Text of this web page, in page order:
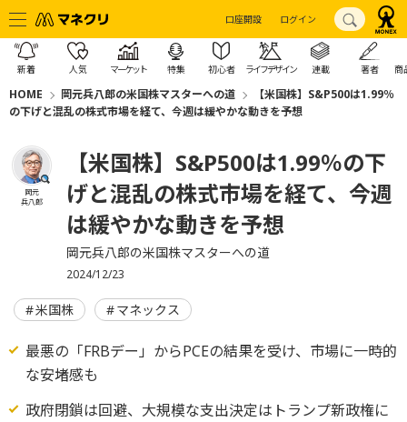
口座開設 ログイン
新着 人気 マーケット 特集 初心者 ライフデザイン 連載 著者 商
HOME 岡元兵八郎の米国株マスターへの道
【米国株】S&P500は1.99％
の下げと混乱の株式市場を経て、今週は緩やかな動きを予想
岡元
兵八郎
【米国株】S&P500は1.99％の下
げと混乱の株式市場を経て、今週
は緩やかな動きを予想
岡元兵八郎の米国株マスターへの道
2024/12/23
米国株 マネックス
最悪の「FRBデー」からPCEの結果を受け、市場に一時的
な安堵感も
政府閉鎖は回避、大規模な支出決定はトランプ新政権に